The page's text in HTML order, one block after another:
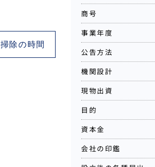
掃除の時間
商号
事業年度
公告方法
機関設計
現物出資
目的
資本金
会社の印鑑